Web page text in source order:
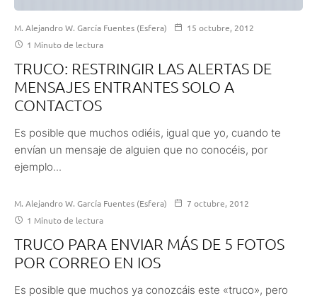
M. Alejandro W. García Fuentes (Esfera)
15 octubre, 2012
1 Minuto de lectura
TRUCO: RESTRINGIR LAS ALERTAS DE
MENSAJES ENTRANTES SOLO A
CONTACTOS
Es posible que muchos odiéis, igual que yo, cuando te
envían un mensaje de alguien que no conocéis, por
ejemplo...
M. Alejandro W. García Fuentes (Esfera)
7 octubre, 2012
1 Minuto de lectura
TRUCO PARA ENVIAR MÁS DE 5 FOTOS
POR CORREO EN IOS
Es posible que muchos ya conozcáis este «truco», pero